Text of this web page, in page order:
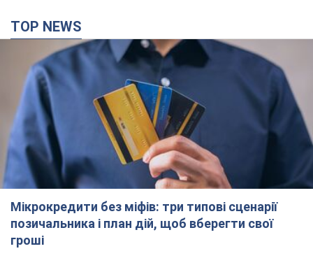
TOP NEWS
Мікрокредити без міфів: три типові сценарії
позичальника і план дій, щоб вберегти свої
гроші